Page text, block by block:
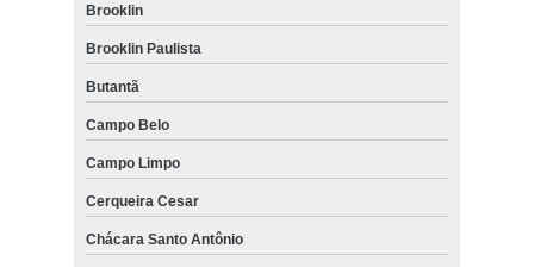
Brooklin
Brooklin Paulista
Butantã
Campo Belo
Campo Limpo
Cerqueira Cesar
Chácara Santo Antônio